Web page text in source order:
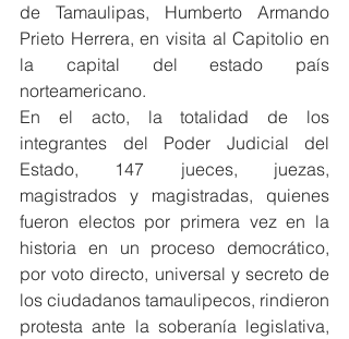
de Tamaulipas, Humberto Armando
Prieto Herrera, en visita al Capitolio en
la capital del estado país
norteamericano.
En el acto, la totalidad de los
integrantes del Poder Judicial del
Estado, 147 jueces, juezas,
magistrados y magistradas, quienes
fueron electos por primera vez en la
historia en un proceso democrático,
por voto directo, universal y secreto de
los ciudadanos tamaulipecos, rindieron
protesta ante la soberanía legislativa,